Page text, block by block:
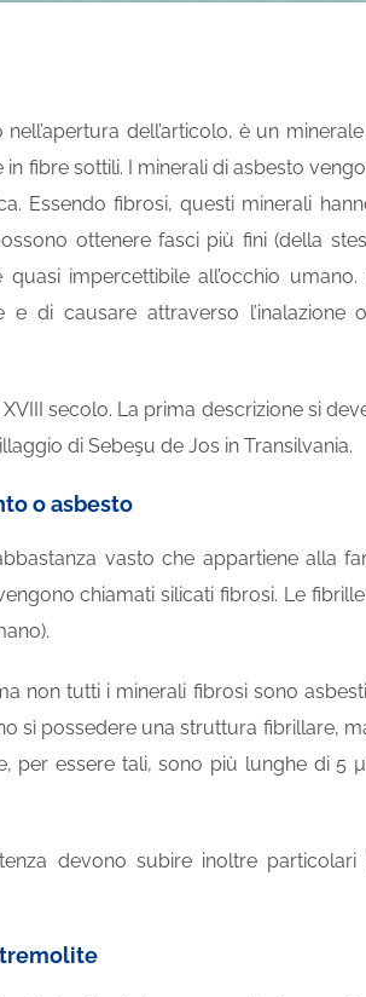
dell’articolo, è un
fibre sottili. I minerali di asbesto
Essendo fibrosi, questi minerali
ottenere fasci più fini (della
quasi impercettibile all’occhio
e di causare attraverso
secolo. La prima descrizione si
di Sebeşu de Jos in Transilvania.
o asbesto
vasto che appartiene alla
chiamati silicati fibrosi. Le
non tutti i minerali fibrosi sono
sì possedere una struttura fibrillare,
per essere tali, sono più lunghe di
devono subire inoltre